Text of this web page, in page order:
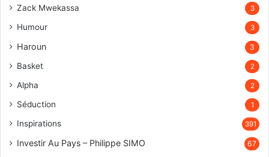
Zack Mwekassa 3
Humour 3
Haroun 3
Basket 2
Alpha 2
Séduction 1
Inspirations 391
Investir Au Pays – Philippe SIMO 67